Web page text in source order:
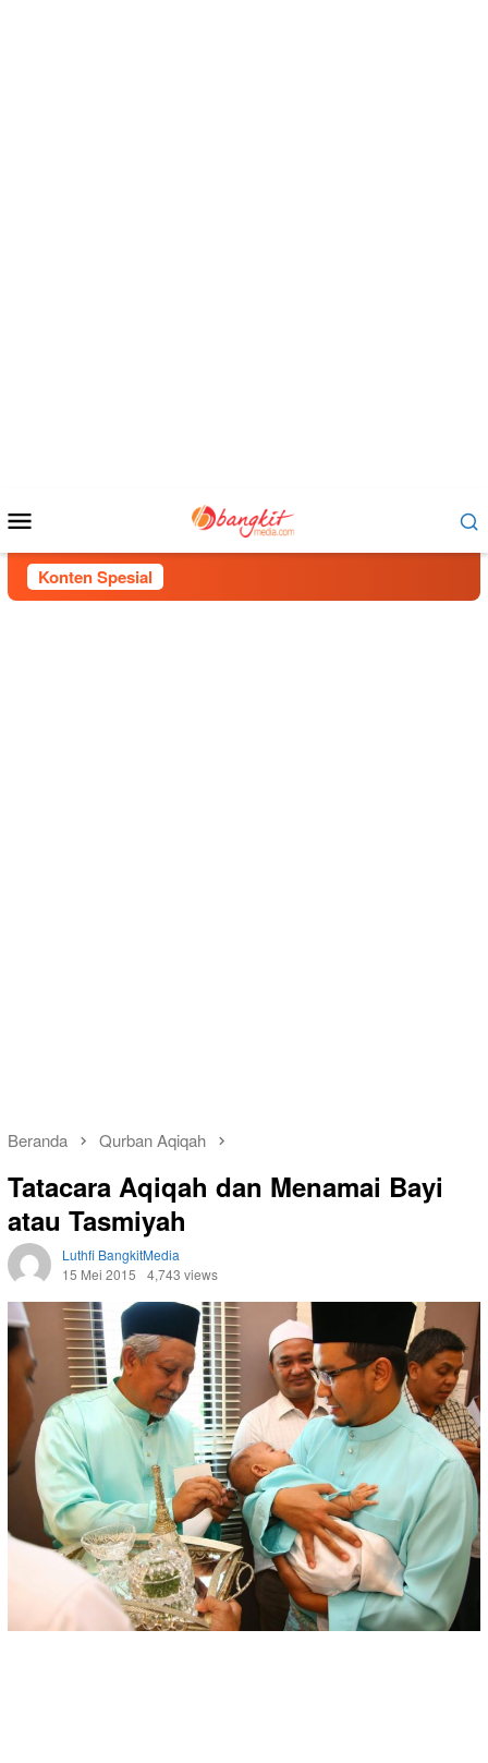
Mobile
Konten Spesial
Beranda Qurban Aqiqah
Tatacara Aqiqah dan Menamai Bayi
atau Tasmiyah
Luthfi BangkitMedia
15 Mei 2015
4,743 views